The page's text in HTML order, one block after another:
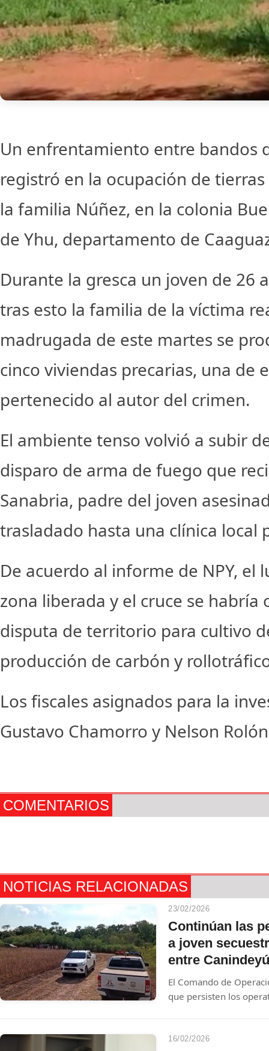
Un enfrentamiento entre bandos
registró en la ocupación de
la familia Núñez, en la colonia
de Yhu, departamento de
Durante la gresca un joven de 26
tras esto la familia de la víctima
madrugada de este martes se
cinco viviendas precarias, una de
pertenecido al autor del crimen.
El ambiente tenso volvió a subir
disparo de arma de fuego que
Sanabria, padre del joven
trasladado hasta una clínica local
De acuerdo al informe de NPY, el
zona liberada y el cruce se
disputa de territorio para cultivo
producción de carbón y
Los fiscales asignados para la
Gustavo Chamorro y Nelson
COMENTARIOS
NOTICIAS RELACIONADAS
23/02/2026
Continúan las
a joven
entre
El Comando de
que persisten los
novedades
16/02/2026